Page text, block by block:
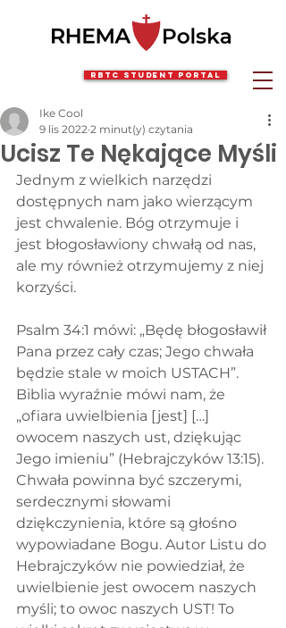
RBTC Student Portal
Ucisz Te Nękające Myśli
Ike Cool
9 lis 2022 2 minut(y) czytania
Jednym z wielkich narzędzi
dostępnych nam jako wierzącym
jest chwalenie. Bóg otrzymuje i
jest błogosławiony chwałą od nas,
ale my również otrzymujemy z niej
korzyści.
Psalm 34:1 mówi: „Będę błogosławił
Pana przez cały czas; Jego chwała
będzie stale w moich USTACH”.
Biblia wyraźnie mówi nam, że
„ofiara uwielbienia [jest] […]
owocem naszych ust, dziękując
Jego imieniu” (Hebrajczyków 13:15).
Chwała powinna być szczerymi,
serdecznymi słowami
dziękczynienia, które są głośno
wypowiadane Bogu. Autor Listu do
Hebrajczyków nie powiedział, że
uwielbienie jest owocem naszych
myśli; to owoc naszych UST! To